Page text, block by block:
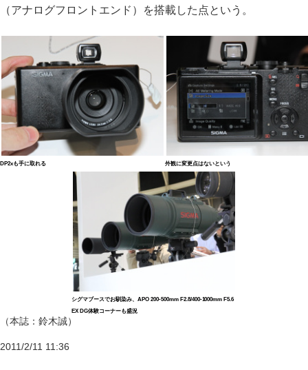
（アナログフロントエンド）を搭載した点という。
DP2xも手に取れる 外観に変更点はないという
シグマブースでお馴染み、APO 200-500mm F2.8/400-1000mm F5.6
EX DG体験コーナーも盛況
（本誌：鈴木誠）
2011/2/11 11:36